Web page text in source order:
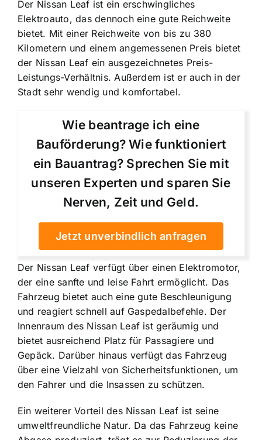
Der Nissan Leaf ist ein erschwingliches
Elektroauto, das dennoch eine gute Reichweite
bietet. Mit einer Reichweite von bis zu 380
Kilometern und einem angemessenen Preis bietet
der Nissan Leaf ein ausgezeichnetes Preis-
Leistungs-Verhältnis. Außerdem ist er auch in der
Stadt sehr wendig und komfortabel.
Wie beantrage ich eine
Bauförderung? Wie funktioniert
ein Bauantrag? Sprechen Sie mit
unseren Experten und sparen Sie
Nerven, Zeit und Geld.
Jetzt unverbindlich anfragen
Der Nissan Leaf verfügt über einen Elektromotor,
der eine sanfte und leise Fahrt ermöglicht. Das
Fahrzeug bietet auch eine gute Beschleunigung
und reagiert schnell auf Gaspedalbefehle. Der
Innenraum des Nissan Leaf ist geräumig und
bietet ausreichend Platz für Passagiere und
Gepäck. Darüber hinaus verfügt das Fahrzeug
über eine Vielzahl von Sicherheitsfunktionen, um
den Fahrer und die Insassen zu schützen.
Ein weiterer Vorteil des Nissan Leaf ist seine
umweltfreundliche Natur. Da das Fahrzeug keine